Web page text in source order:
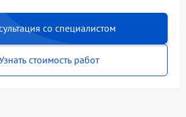
со специалистом
стоимость работ